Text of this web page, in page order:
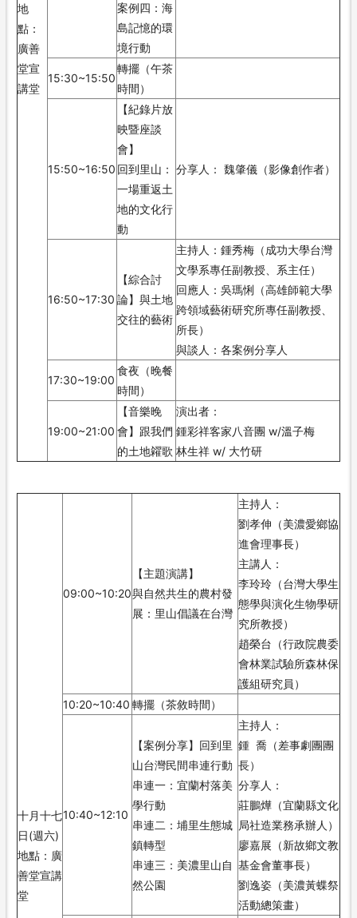
地
點：
廣善
堂宣
講堂
案例四：海
島記憶的環
境行動
15:30~15:50
轉擺（午茶
時間）
15:50~16:50
【紀錄片放
映暨座談
會】
回到里山：
一場重返土
地的文化行
動
分享人： 魏肇儀（影像創作者）
16:50~17:30
【綜合討
論】與土地
交往的藝術
主持人：鍾秀梅（成功大學台灣
文學系專任副教授、系主任）
回應人：吳瑪悧（高雄師範大學
跨領域藝術研究所專任副教授、
所長）
與談人：各案例分享人
17:30~19:00
食夜（晚餐
時間）
19:00~21:00
【音樂晚
會】跟我們
的土地糴歌
演出者：
鍾彩祥客家八音團 w/溫子梅
林生祥 w/ 大竹研
十月十七
日(週六)
地點：廣
善堂宣講
堂
09:00~10:20
【主題演講】
與自然共生的農村發
展：里山倡議在台灣
主持人：
劉孝伸（美濃愛鄉協
進會理事長）
主講人：
李玲玲（台灣大學生
態學與演化生物學研
究所教授）
趙榮台（行政院農委
會林業試驗所森林保
護組研究員）
10:20~10:40 轉擺（茶敘時間）
10:40~12:10
【案例分享】回到里
山台灣民間串連行動
串連一：宜蘭村落美
學行動
串連二：埔里生態城
鎮轉型
串連三：美濃里山自
然公園
主持人：
鍾 喬（差事劇團團
長）
分享人：
莊鵬燁（宜蘭縣文化
局社造業務承辦人）
廖嘉展（新故鄉文教
基金會董事長）
劉逸姿（美濃黃蝶祭
活動總策畫）